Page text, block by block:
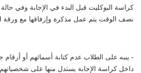
كراسة البوكليت قبل البدء في الإجابة وفي
نصف الوقت يتم عمل مذكرة وإرفاقها مع ورقة
- ينبه على الطلاب عدم كتابة أسمائهم أو
داخل كراسة الإجابة يستدل منها على